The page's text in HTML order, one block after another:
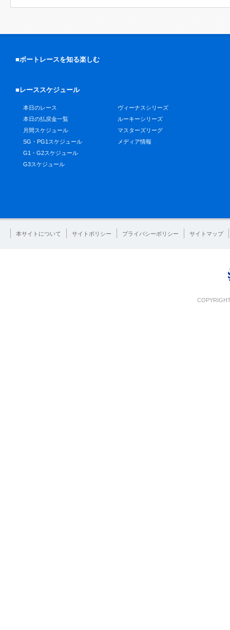
■ボートレースを知る楽しむ
■レーススケジュール
本日のレース
本日の払戻金一覧
月間スケジュール
SG・PG1スケジュール
G1・G2スケジュール
G3スケジュール
ヴィーナスシリーズ
ルーキーシリーズ
マスターズリーグ
メディア情報
本サイトについて サイトポリシー プライバシーポリシー サイトマップ